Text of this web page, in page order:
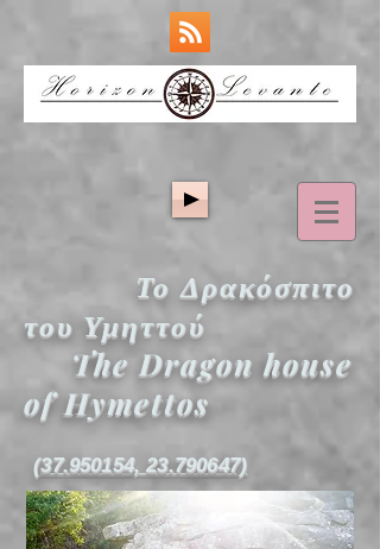
Το Δρακόσπιτο
του Υμηττού
The Dragon house
of Hymettos
(37.950154, 23.790647)